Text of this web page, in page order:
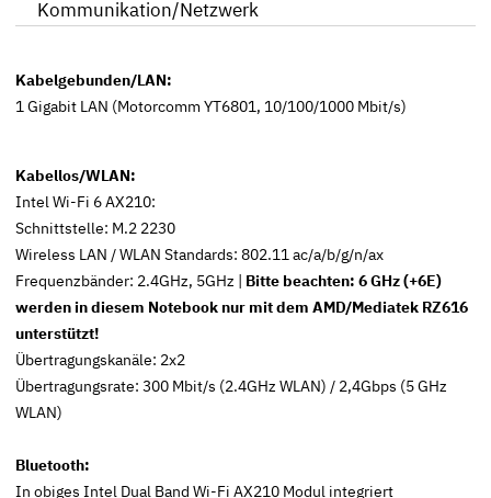
Kommunikation/Netzwerk
Kabelgebunden/LAN:
1 Gigabit LAN (Motorcomm YT6801, 10/100/1000 Mbit/s)
Kabellos/WLAN:
Intel Wi-Fi 6 AX210:
Schnittstelle: M.2 2230
Wireless LAN / WLAN Standards: 802.11 ac/a/b/g/n/ax
Frequenzbänder: 2.4GHz, 5GHz | Bitte beachten: 6 GHz (+6E)
werden in diesem Notebook nur mit dem AMD/Mediatek RZ616
unterstützt!
Übertragungskanäle: 2x2
Übertragungsrate: 300 Mbit/s (2.4GHz WLAN) / 2,4Gbps (5 GHz
WLAN)
Bluetooth:
In obiges Intel Dual Band Wi-Fi AX210 Modul integriert